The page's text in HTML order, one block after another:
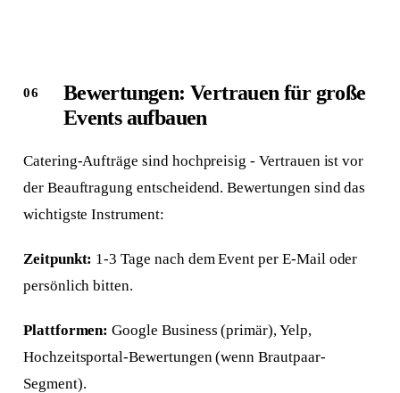
Bewertungen: Vertrauen für große
Events aufbauen
Catering-Aufträge sind hochpreisig - Vertrauen ist vor
der Beauftragung entscheidend. Bewertungen sind das
wichtigste Instrument:
Zeitpunkt: 1-3 Tage nach dem Event per E-Mail oder
persönlich bitten.
Plattformen: Google Business (primär), Yelp,
Hochzeitsportal-Bewertungen (wenn Brautpaar-
Segment).